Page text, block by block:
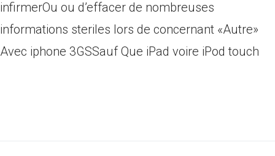
infirmerOu ou d’effacer de nombreuses
informations steriles lors de concernant «Autre»
Avec iphone 3GSSauf Que iPad voire iPod touch